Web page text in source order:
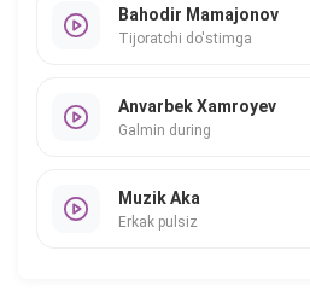
Bahodir Mamajonov
Tijoratchi do'stimga
Anvarbek Xamroyev
Galmin during
Muzik Aka
Erkak pulsiz